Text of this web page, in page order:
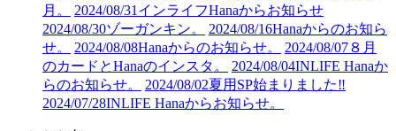
月。
2024/08/31 インライフHanaからお知らせ
2024/08/30ゾーガンキン。 2024/08/16Hanaからのお知ら
せ。
2024/08/08Hanaからのお知らせ。 2024/08/07８月
のカードとHanaのインスタ。
2024/08/04INLIFE Hanaか
らのお知らせ。
2024/08/02夏用SP始まりました‼︎
2024/07/28INLIFE Hanaからお知らせ。